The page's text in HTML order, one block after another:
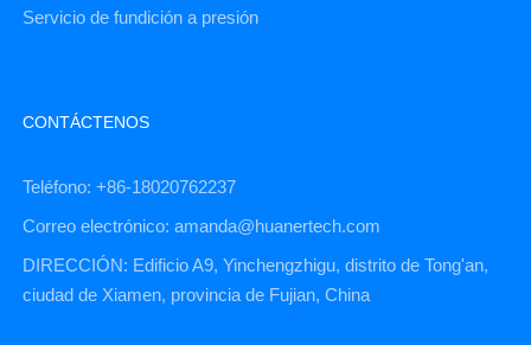
Servicio de fundición a presión
CONTÁCTENOS
Teléfono: +86-18020762237
Correo electrónico: amanda@huanertech.com
DIRECCIÓN: Edificio A9, Yinchengzhigu, distrito de Tong'an,
ciudad de Xiamen, provincia de Fujian, China